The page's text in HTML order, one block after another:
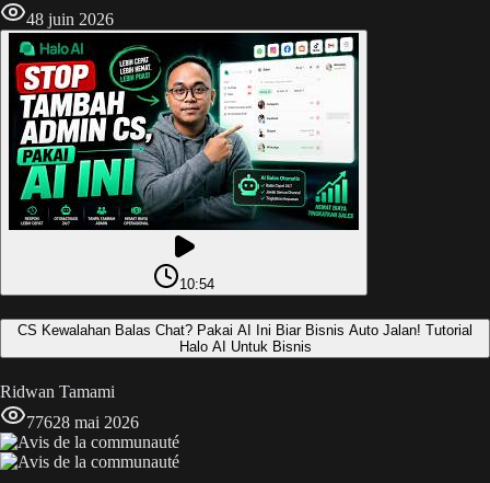
48 juin 2026
10:54
CS Kewalahan Balas Chat? Pakai AI Ini Biar Bisnis Auto Jalan! Tutorial
Halo AI Untuk Bisnis
Ridwan Tamami
77628 mai 2026